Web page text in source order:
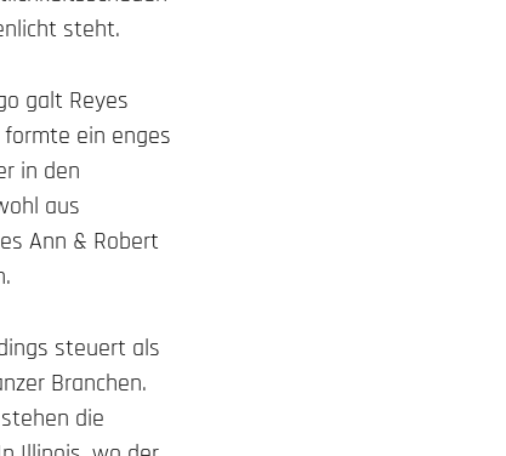
steht.
galt Reyes
ein enges
in den
aus
Ann & Robert
steuert als
Branchen.
die